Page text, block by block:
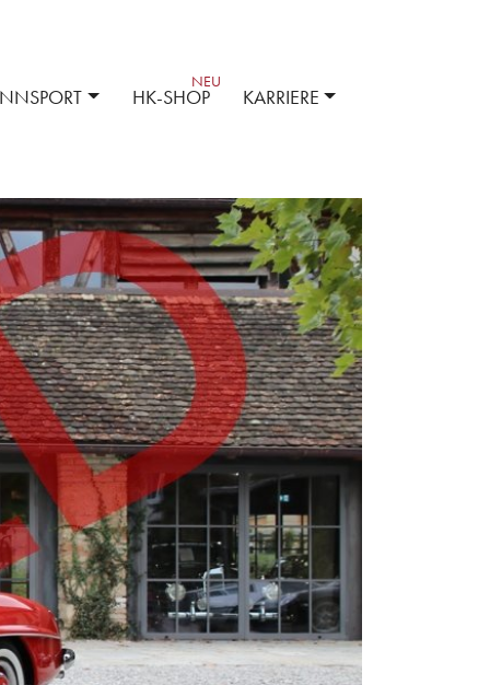
Kompetenz
HK-SHOP KARRIERE